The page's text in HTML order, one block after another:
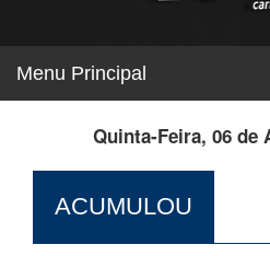
Menu Principal
Quinta-Feira, 06 de
ACUMULOU